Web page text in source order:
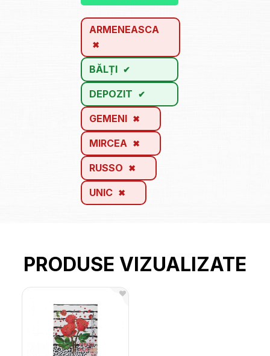
ARMENEASCA
BĂLȚI
DEPOZIT
GEMENI
MIRCEA
RUSSO
UNIC
PRODUSE VIZUALIZATE